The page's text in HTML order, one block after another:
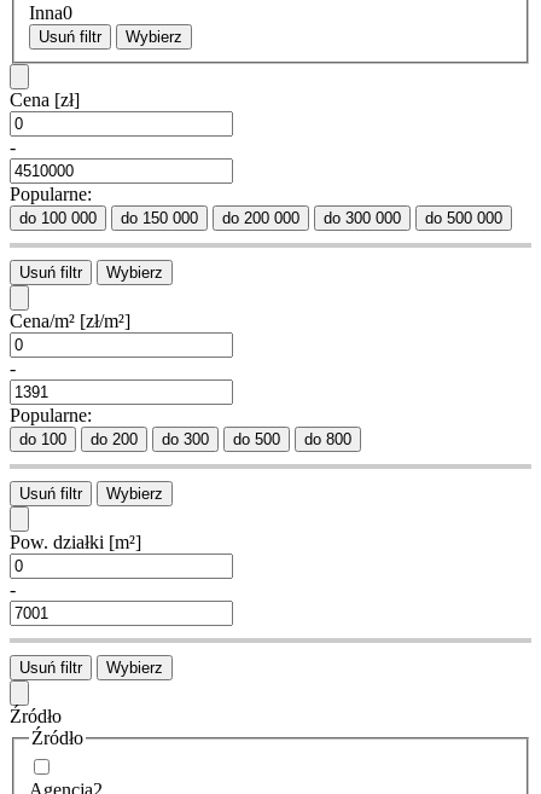
Inna0
Usuń filtr Wybierz
Cena [zł]
-
Popularne:
do 100 000 do 150 000 do 200 000 do 300 000 do 500 000
Usuń filtr Wybierz
Cena/m² [zł/m²]
-
Popularne:
do 100 do 200 do 300 do 500 do 800
Usuń filtr Wybierz
Pow. działki [m²]
-
Usuń filtr Wybierz
Źródło
Źródło